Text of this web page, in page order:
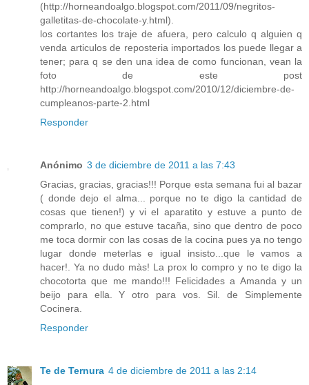
(http://horneandoalgo.blogspot.com/2011/09/negritos-
galletitas-de-chocolate-y.html).
los cortantes los traje de afuera, pero calculo q alguien q
venda articulos de reposteria importados los puede llegar a
tener; para q se den una idea de como funcionan, vean la
foto de este post
http://horneandoalgo.blogspot.com/2010/12/diciembre-de-
cumpleanos-parte-2.html
Responder
Anónimo 3 de diciembre de 2011 a las 7:43
Gracias, gracias, gracias!!! Porque esta semana fui al bazar
( donde dejo el alma... porque no te digo la cantidad de
cosas que tienen!) y vi el aparatito y estuve a punto de
comprarlo, no que estuve tacaña, sino que dentro de poco
me toca dormir con las cosas de la cocina pues ya no tengo
lugar donde meterlas e igual insisto...que le vamos a
hacer!. Ya no dudo màs! La prox lo compro y no te digo la
chocotorta que me mando!!! Felicidades a Amanda y un
beijo para ella. Y otro para vos. Sil. de Simplemente
Cocinera.
Responder
Te de Ternura 4 de diciembre de 2011 a las 2:14